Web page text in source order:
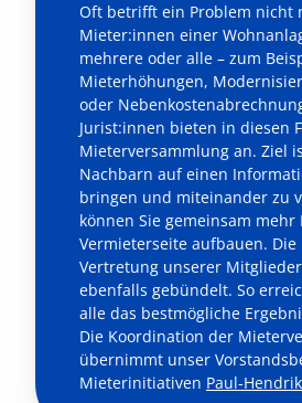
Oft betrifft ein Problem nicht
Mieter:innen einer
mehrere oder alle – zum
Mieterhöhungen,
oder
Jurist:innen bieten in diesen
Mieterversammlung an. Ziel
Nachbarn auf einen
bringen und miteinander zu
können Sie gemeinsam
Vermieterseite aufbauen.
Vertretung unserer
ebenfalls gebündelt. So
alle das bestmögliche
Die Koordination der
übernimmt unser
Mieterinitiativen Paul-